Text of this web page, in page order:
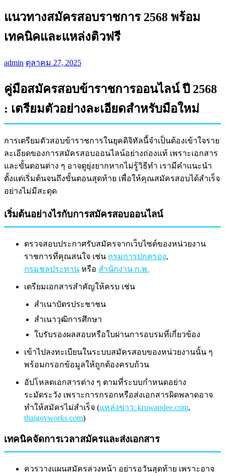
แนวทางสมัครสอบราชการ 2568 พร้อม
เทคนิคและแหล่งติวฟรี
admin ตุลาคม 27, 2025
คู่มือสมัครสอบข้าราชการออนไลน์ ปี 2568
: เตรียมตัวอย่างละเอียดสำหรับมือใหม่
การเตรียมตัวสอบข้าราชการในยุคดิจิทัลนี้จำเป็นต้องเข้าใจราย
ละเอียดของการสมัครสอบออนไลน์อย่างถ่องแท้ เพราะเอกสาร
และขั้นตอนต่าง ๆ อาจดูยุ่งยากหากไม่รู้วิธีทำ เรามีคำแนะนำ
ตั้งแต่เริ่มต้นจนถึงขั้นตอนสุดท้าย เพื่อให้คุณสมัครสอบได้สำเร็จ
อย่างไม่มีสะดุด
เริ่มต้นอย่างไรกับการสมัครสอบออนไลน์
ตรวจสอบประกาศรับสมัครจากเว็บไซต์ของหน่วยงาน
ราชการที่คุณสนใจ เช่น กรมการปกครอง,
กรมชลประทาน หรือ สำนักงาน ก.พ.
เตรียมเอกสารสำคัญให้ครบ เช่น
สำเนาบัตรประชาชน
สำเนาวุฒิการศึกษา
ใบรับรองผลสอบหรือใบผ่านการอบรมที่เกี่ยวข้อง
เข้าไปลงทะเบียนในระบบสมัครสอบของหน่วยงานนั้น ๆ
พร้อมกรอกข้อมูลให้ถูกต้องครบถ้วน
อัปโหลดเอกสารต่าง ๆ ตามที่ระบบกำหนดอย่าง
ระมัดระวัง เพราะการกรอกหรือส่งเอกสารผิดพลาดอาจ
ทำให้สมัครไม่สำเร็จ (แหล่งข่าว: kruwandee.com,
thaigovworks.com)
เทคนิคจัดการเวลาสมัครและส่งเอกสาร
ควรวางแผนสมัครล่วงหน้า อย่ารอวันสุดท้าย เพราะอาจ